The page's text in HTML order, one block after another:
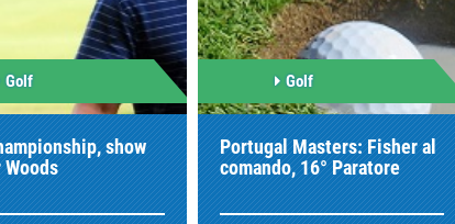
Golf
show
Golf
Portugal Masters: Fisher al
comando, 16° Paratore